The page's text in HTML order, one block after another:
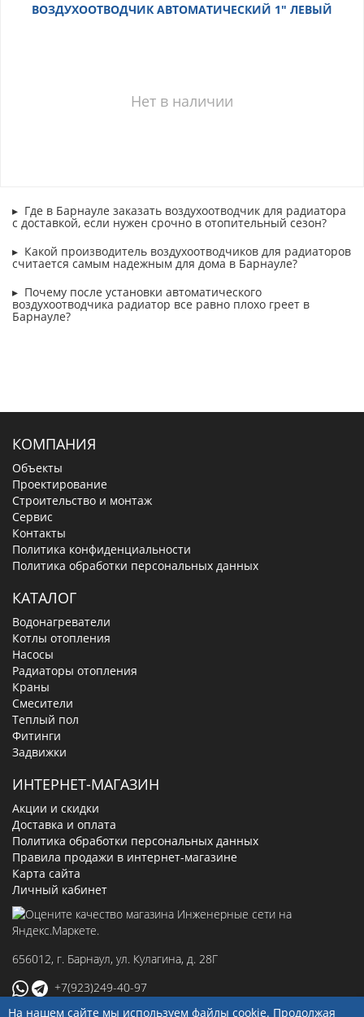
ВОЗДУХООТВОДЧИК АВТОМАТИЧЕСКИЙ 1" ЛЕВЫЙ
Нет в наличии
Где в Барнауле заказать воздухоотводчик для радиатора
с доставкой, если нужен срочно в отопительный сезон?
Какой производитель воздухоотводчиков для радиаторов
считается самым надежным для дома в Барнауле?
Почему после установки автоматического
воздухоотводчика радиатор все равно плохо греет в
Барнауле?
КОМПАНИЯ
Объекты
Проектирование
Строительство и монтаж
Сервис
Контакты
Политика конфиденциальности
Политика обработки персональных данных
КАТАЛОГ
Водонагреватели
Котлы отопления
Насосы
Радиаторы отопления
Краны
Смесители
Теплый пол
Фитинги
Задвижки
ИНТЕРНЕТ-МАГАЗИН
Акции и скидки
Доставка и оплата
Политика обработки персональных данных
Правила продажи в интернет-магазине
Карта сайта
Личный кабинет
656012, г. Барнаул, ул. Кулагина, д. 28Г
+7(923)249-40-97
На нашем сайте мы используем файлы cookie. Продолжая